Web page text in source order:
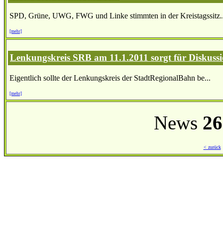
SPD, Grüne, UWG, FWG und Linke stimmten in der
[mehr]
Lenkungskreis SRB am 11.1.2011 sorgt für
Eigentlich sollte der Lenkungskreis der StadtRegionalBahn be...
[mehr]
News
< zurück